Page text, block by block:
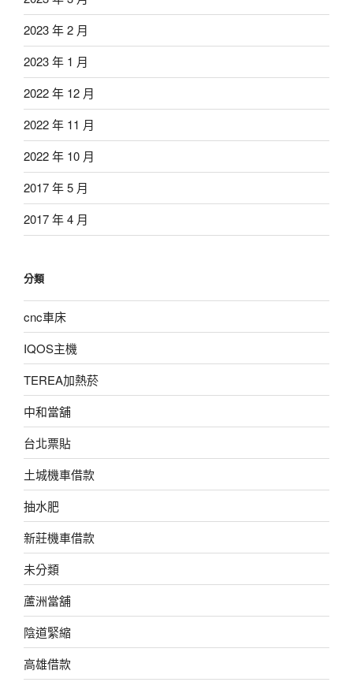
2023 年 2 月
2023 年 1 月
2022 年 12 月
2022 年 11 月
2022 年 10 月
2017 年 5 月
2017 年 4 月
分類
cnc車床
IQOS主機
TEREA加熱菸
中和當舖
台北票貼
土城機車借款
抽水肥
新莊機車借款
未分類
蘆洲當舖
陰道緊縮
高雄借款